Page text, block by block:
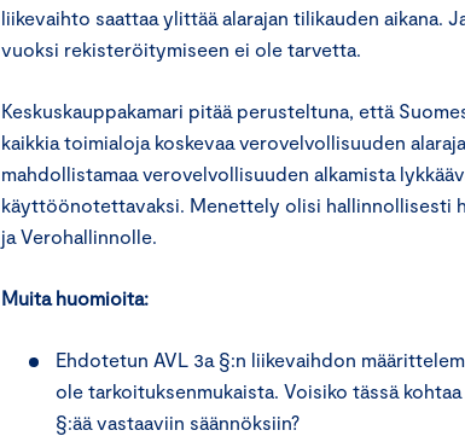
liikevaihto saattaa ylittää alarajan tilikauden aikana.
vuoksi rekisteröitymiseen ei ole tarvetta.
Keskuskauppakamari pitää perusteltuna, että
kaikkia toimialoja koskevaa verovelvollisuuden
mahdollistamaa verovelvollisuuden alkamista
käyttöönotettavaksi. Menettely olisi hallinnollisesti
ja Verohallinnolle.
Muita huomioita:
Ehdotetun AVL 3a §:n liikevaihdon
ole tarkoituksenmukaista. Voisiko tässä
§:ää vastaaviin säännöksiin?